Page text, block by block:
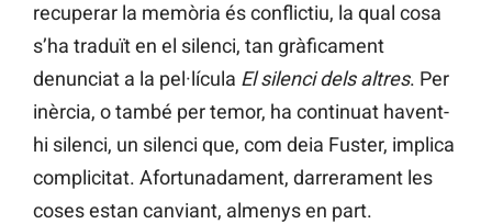
recuperar la memòria és conflictiu, la qual cosa
s’ha traduït en el silenci, tan gràficament
denunciat a la pel·lícula El silenci dels altres. Per
inèrcia, o també per temor, ha continuat havent-
hi silenci, un silenci que, com deia Fuster, implica
complicitat. Afortunadament, darrerament les
coses estan canviant, almenys en part.